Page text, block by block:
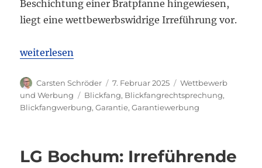
Beschichtung einer Bratpfanne hingewiesen,
liegt eine wettbewerbswidrige Irreführung vor.
„OLG Hamm: Werbung für Garantie ohne Hinweis
weiterlesen
Autor
Carsten Schröder
Veröffentlicht
am
7. Februar 2025 Kategorien
Wettbewerb
und Werbung
Schlagwörter
Blickfang, Blickfangrechtsprechung,
Blickfangwerbung,Garantie,Garantiewerbung
LG Bochum: Irreführende